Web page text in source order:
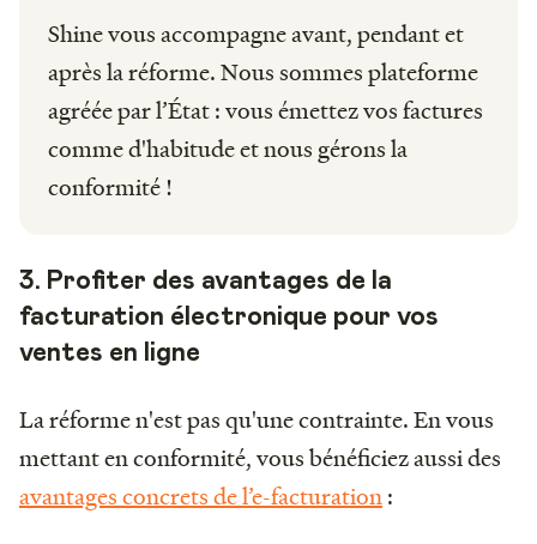
Shine vous accompagne avant, pendant et
après la réforme. Nous sommes plateforme
agréée par l’État : vous émettez vos factures
comme d'habitude et nous gérons la
conformité !
3. Profiter des avantages de la
facturation électronique pour vos
ventes en ligne
La réforme n'est pas qu'une contrainte. En vous
mettant en conformité, vous bénéficiez aussi des
avantages concrets de l’e-facturation: